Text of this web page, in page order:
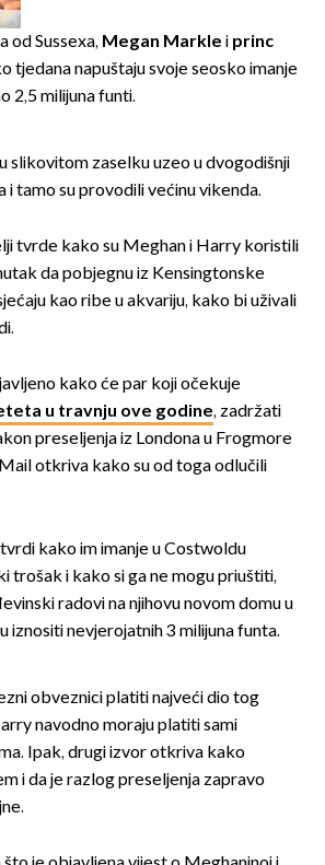
od Sussexa, Megan Markle i princ
tjedana napuštaju svoje seosko imanje
2,5 milijuna funti.
slikovitom zaselku uzeo u dvogodišnji
i tamo su provodili većinu vikenda.
tvrde kako su Meghan i Harry koristili
da pobjegnu iz Kensingtonske
kao ribe u akvariju, kako bi uživali
kako će par koji očekuje
u travnju ove godine, zadržati
preseljenja iz Londona u Frogmore
otkriva kako su od toga odlučili
kako im imanje u Costwoldu
trošak i kako si ga ne mogu priuštiti,
radovi na njihovu novom domu u
iznositi nevjerojatnih 3 milijuna funta.
obveznici platiti najveći dio tog
navodno moraju platiti sami
Ipak, drugi izvor otkriva kako
i da je razlog preseljenja zapravo